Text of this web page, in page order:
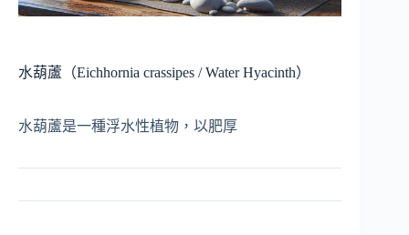
水葫蘆（Eichhornia crassipes / Water Hyacinth）
水葫蘆是一種浮水性植物，以肥厚